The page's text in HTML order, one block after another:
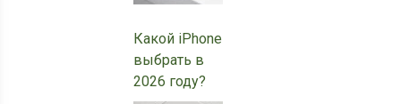
Какой iPhone
выбрать в
2026 году?